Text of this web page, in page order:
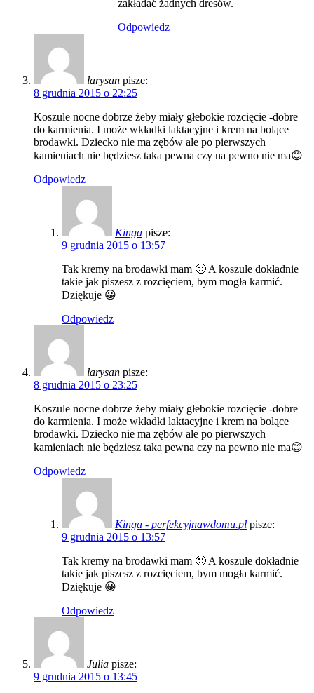
zakładać żadnych dresów.
Odpowiedz
larysan pisze:
8 grudnia 2015 o 22:25
Koszule nocne dobrze żeby miały głebokie rozcięcie -dobre
do karmienia. I może wkładki laktacyjne i krem na bolące
brodawki. Dziecko nie ma zębów ale po pierwszych
kamieniach nie będziesz taka pewna czy na pewno nie ma😊
Odpowiedz
Kinga pisze:
9 grudnia 2015 o 13:57
Tak kremy na brodawki mam 🙂 A koszule dokładnie
takie jak piszesz z rozcięciem, bym mogła karmić.
Dziękuje 😀
Odpowiedz
larysan pisze:
8 grudnia 2015 o 23:25
Koszule nocne dobrze żeby miały głebokie rozcięcie -dobre
do karmienia. I może wkładki laktacyjne i krem na bolące
brodawki. Dziecko nie ma zębów ale po pierwszych
kamieniach nie będziesz taka pewna czy na pewno nie ma😊
Odpowiedz
Kinga - perfekcyjnawdomu.pl pisze:
9 grudnia 2015 o 13:57
Tak kremy na brodawki mam 🙂 A koszule dokładnie
takie jak piszesz z rozcięciem, bym mogła karmić.
Dziękuje 😀
Odpowiedz
Julia pisze:
9 grudnia 2015 o 13:45